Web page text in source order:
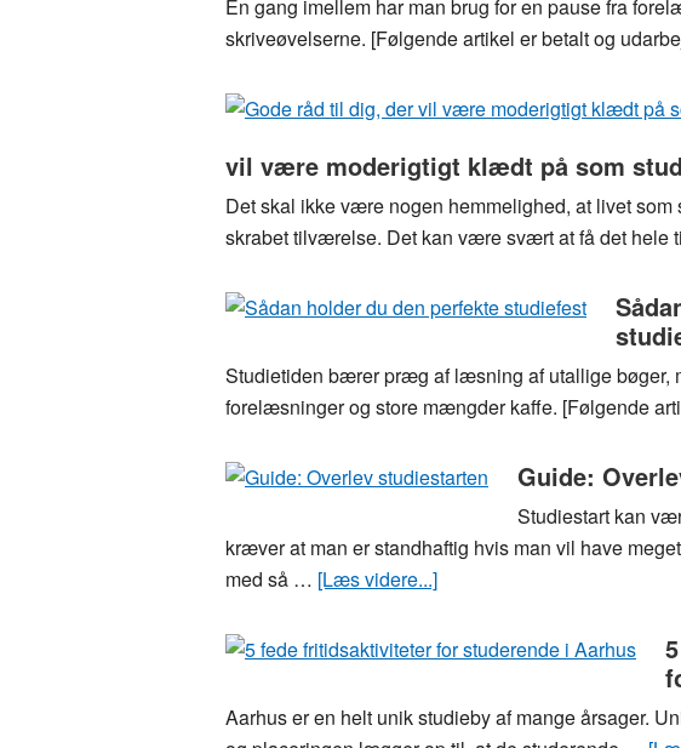
En gang imellem har man brug for en pause fra
skriveøvelserne. [Følgende artikel er betalt og
vil være moderigtigt klædt på som
Det skal ikke være nogen hemmelighed, at livet
skrabet tilværelse. Det kan være svært at få det hele
Studietiden bærer præg af læsning af utallige bøger,
forelæsninger og store mængder kaffe. [Følgende
Guide:
Studiestart kan
kræver at man er standhaftig hvis man vil have
med så … [Læs videre...]
Overlev
Aarhus er en helt unik studieby af mange årsager.